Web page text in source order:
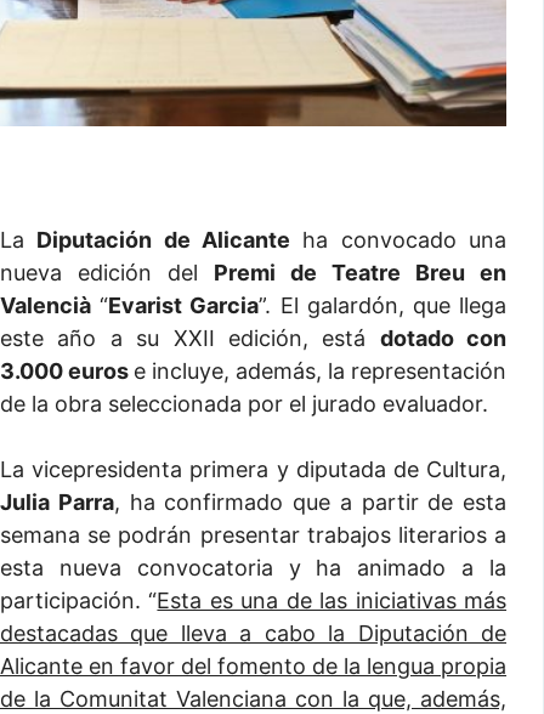
La Diputación de Alicante ha convocado una
nueva edición del Premi de Teatre Breu en
Valencià “Evarist Garcia”. El galardón, que llega
este año a su XXII edición, está dotado con
3.000 euros e incluye, además, la representación
de la obra seleccionada por el jurado evaluador.
La vicepresidenta primera y diputada de Cultura,
Julia Parra, ha confirmado que a partir de esta
semana se podrán presentar trabajos literarios a
esta nueva convocatoria y ha animado a la
participación. “Esta es una de las iniciativas más
destacadas que lleva a cabo la Diputación de
Alicante en favor del fomento de la lengua propia
de la Comunitat Valenciana con la que, además,